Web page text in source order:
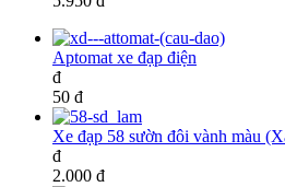
Aptomat xe đạp điện
đ
50 đ
Xe đạp 58 sườn đôi vành màu
đ
2.000 đ